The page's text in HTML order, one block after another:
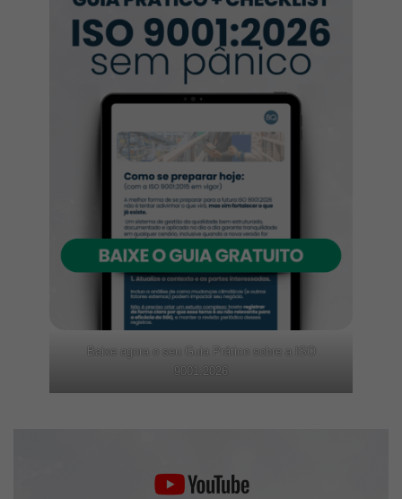
Baixe agora o seu Guia Prático sobre a ISO
9001:2026